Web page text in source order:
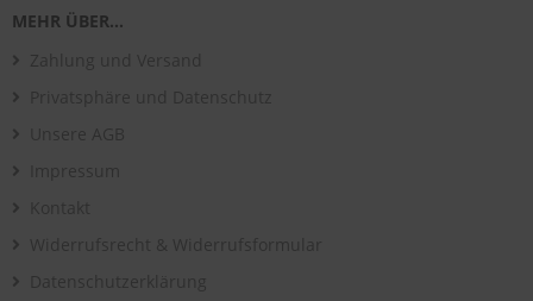
MEHR ÜBER...
Zahlung und Versand
Privatsphäre und Datenschutz
Unsere AGB
Impressum
Kontakt
Widerrufsrecht & Widerrufsformular
Datenschutzerklärung